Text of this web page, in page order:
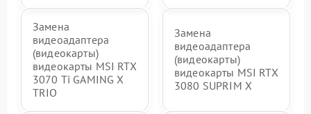
Замена
видеоадаптера
(видеокарты)
видеокарты MSI RTX
3070 Ti GAMING X
TRIO
Замена
видеоадаптера
(видеокарты)
видеокарты MSI RTX
3080 SUPRIM X